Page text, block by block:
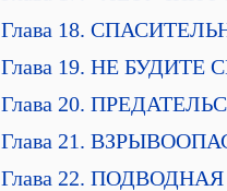
Глава 18.
Глава 19. НЕ
Глава 20.
Глава 21.
Глава 22.